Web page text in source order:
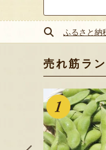
索:
ふるさと納
売れ筋ラ